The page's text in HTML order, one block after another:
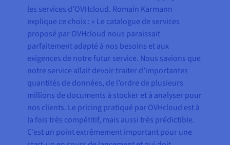
les services d’OVHcloud. Romain Karmann
explique ce choix : « Le catalogue de services
proposé par OVHcloud nous paraissait
parfaitement adapté à nos besoins et aux
exigences de notre futur service. Nous savions que
notre service allait devoir traiter d’importantes
quantités de données, de l’ordre de plusieurs
millions de documents à stocker et à analyser pour
nos clients. Le pricing pratiqué par OVHcloud est à
la fois très compétitif, mais aussi très prédictible.
C’est un point extrêmement important pour une